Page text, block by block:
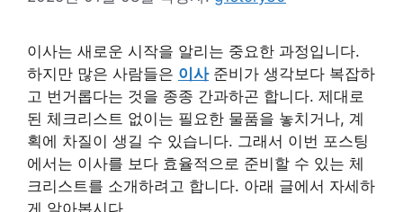
이사는 새로운 시작을 알리는 중요한 과정입니다.
하지만 많은 사람들은 이사준비가 생각보다 복잡하
고 번거롭다는 것을 종종 간과하곤 합니다. 제대로
된 체크리스트 없이는 필요한 물품을 놓치거나, 계
획에 차질이 생길 수 있습니다. 그래서 이번 포스팅
에서는 이사를 보다 효율적으로 준비할 수 있는 체
크리스트를 소개하려고 합니다. 아래 글에서 자세하
게 알아봅시다.